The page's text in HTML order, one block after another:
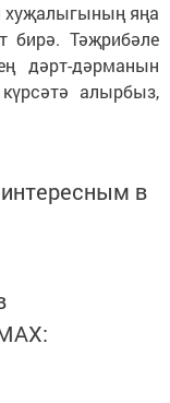
хуҗалыгының яңа
бирә. Тәҗрибәле
дәрт-дәрманын
алырбыз,
в